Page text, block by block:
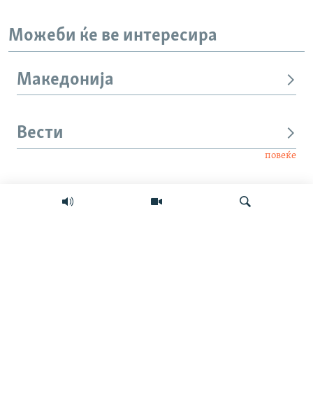
Можеби ќе ве интересира
Македонија
Вести
повеќе
Интервју